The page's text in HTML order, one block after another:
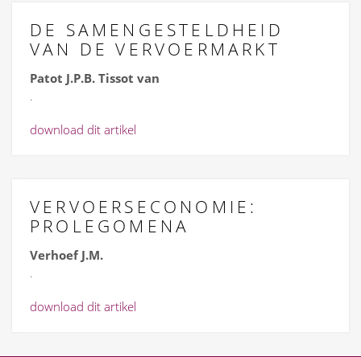
DE SAMENGESTELDHEID
VAN DE VERVOERMARKT
Patot J.P.B. Tissot van
.
download dit artikel
VERVOERSECONOMIE:
PROLEGOMENA
Verhoef J.M.
.
download dit artikel